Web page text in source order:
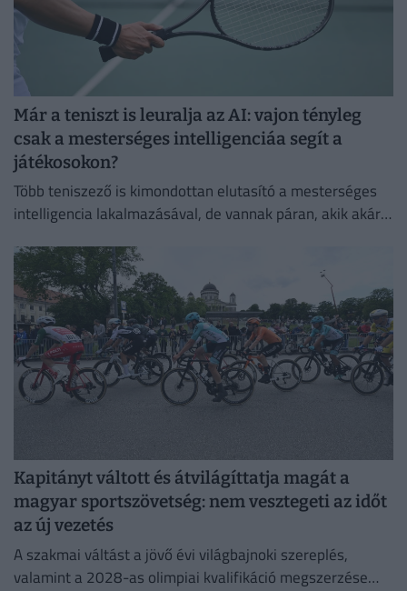
Már a teniszt is leuralja az AI: vajon tényleg
csak a mesterséges intelligenciáa segít a
játékosokon?
Több teniszező is kimondottan elutasító a mesterséges
intelligencia lakalmazásával, de vannak páran, akik akár a
Kapitányt váltott és átvilágíttatja magát a
magyar sportszövetség: nem vesztegeti az időt
az új vezetés
A szakmai váltást a jövő évi világbajnoki szereplés,
valamint a 2028-as olimpiai kvalifikáció megszerzése